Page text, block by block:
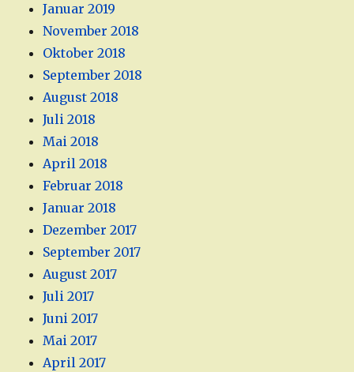
Januar 2019
November 2018
Oktober 2018
September 2018
August 2018
Juli 2018
Mai 2018
April 2018
Februar 2018
Januar 2018
Dezember 2017
September 2017
August 2017
Juli 2017
Juni 2017
Mai 2017
April 2017